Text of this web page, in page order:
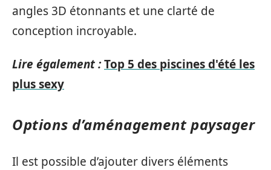
angles 3D étonnants et une clarté de
conception incroyable.
Lire également :Top 5 des piscines d'été les
plus sexy
Options d’aménagement paysager
Il est possible d’ajouter divers éléments